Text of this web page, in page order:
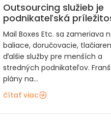
Outsourcing služieb je
podnikateľská
Mail Boxes Etc. sa zameriava
baliace, doručovacie,
ďalšie služby pre menších a
stredných podnikateľov.
plány na...
čítať viac